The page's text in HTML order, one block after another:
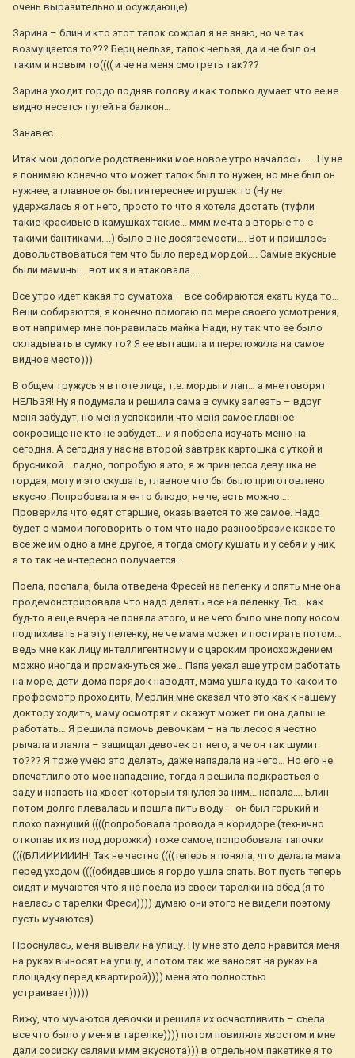
очень выразительно и осуждающе)
Зарина – блин и кто этот тапок сожрал я не знаю, но че так
возмущается то??? Берц нельзя, тапок нельзя, да и не был он
таким и новым то(((( и че на меня смотреть так???
Зарина уходит гордо подняв голову и как только думает что ее не
видно несется пулей на балкон…
Занавес….
Итак мои дорогие родственники мое новое утро началось…… Ну не
я понимаю конечно что может тапок был то нужен, но мне был он
нужнее, а главное он был интереснее игрушек то (Ну не
удержалась я от него, просто то что я хотела достать (туфли
такие красивые в камушках такие… ммм мечта а вторые то с
такими бантиками….) было в не досягаемости…. Вот и пришлось
довольствоваться тем что было перед мордой…. Самые вкусные
были мамины… вот их я и атаковала….
Все утро идет какая то суматоха – все собираются ехать куда то…
Вещи собираются, я конечно помогаю по мере своего усмотрения,
вот например мне понравилась майка Нади, ну так что ее было
складывать в сумку то? Я ее вытащила и переложила на самое
видное место)))
В общем тружусь я в поте лица, т.е. морды и лап… а мне говорят
НЕЛЬЗЯ! Ну я подумала и решила сама в сумку залезть – вдруг
меня забудут, но меня успокоили что меня самое главное
сокровище не кто не забудет… и я побрела изучать меню на
сегодня. А сегодня у нас на второй завтрак картошка с уткой и
брусникой… ладно, попробую я это, я ж принцесса девушка не
гордая, могу и это скушать, главное что бы было приготовлено
вкусно. Попробовала я енто блюдо, не че, есть можно….
Проверила что едят старшие, оказывается то же самое. Надо
будет с мамой поговорить о том что надо разнообразие какое то
все же им одно а мне другое, я тогда смогу кушать и у себя и у них,
а то так не интересно получается…
Поела, поспала, была отведена Фресей на пеленку и опять мне она
продемонстрировала что надо делать все на пеленку. Тю… как
буд-то я еще вчера не поняла этого, и не чего было мне попу носом
подпихивать на эту пеленку, не че мама может и постирать потом…
ведь мне как лицу интеллигентному и с царским происхождением
можно иногда и промахнуться же… Папа уехал еще утром работать
на море, дети дома порядок наводят, мама ушла куда-то какой то
профосмотр проходить, Мерлин мне сказал что это как к нашему
доктору ходить, маму осмотрят и скажут может ли она дальше
работать… Я решила помочь девочкам – на пылесос я честно
рычала и лаяла – защищал девочек от него, а че он так шумит
то??? Я тоже умею это делать, даже нападала на него… Но его не
впечатлило это мое нападение, тогда я решила подкрасться с
заду и напасть на хвост который тянулся за ним… напала…. Блин
потом долго плевалась и пошла пить воду – он был горький и
плохо пахнущий ((((попробовала провода в коридоре (технично
откопав их из под дорожки) тоже самое, попробовала тапочки
((((БЛИИИИИИН! Так не честно ((((теперь я поняла, что делала мама
перед уходом ((((обидевшись я гордо ушла спать. Вот пусть теперь
сидят и мучаются что я не поела из своей тарелки на обед (я то
наелась с тарелки Фреси)))) думаю они этого не видели поэтому
пусть мучаются)
Проснулась, меня вывели на улицу. Ну мне это дело нравится меня
на руках выносят на улицу, и потом так же заносят на руках на
площадку перед квартирой)))) меня это полностью
устраивает)))))
Вижу, что мучаются девочки и решила их осчастливить – съела
все что было у меня в тарелке)))) потом повиляла хвостом и мне
дали сосиску салями ммм вкуснота))) в отдельном пакетике я то